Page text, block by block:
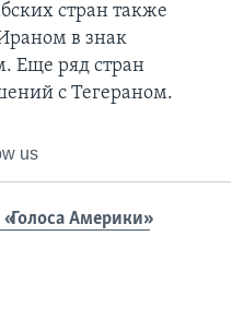
стран также
в знак
Еще ряд стран
с Тегераном.
us
Америки»